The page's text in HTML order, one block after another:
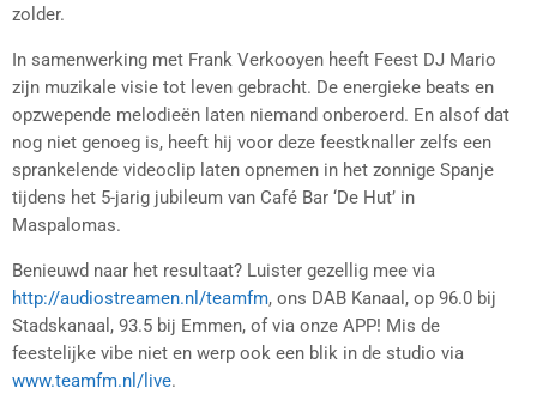
zolder.
In samenwerking met Frank Verkooyen heeft Feest DJ Mario
zijn muzikale visie tot leven gebracht. De energieke beats en
opzwepende melodieën laten niemand onberoerd. En alsof dat
nog niet genoeg is, heeft hij voor deze feestknaller zelfs een
sprankelende videoclip laten opnemen in het zonnige Spanje
tijdens het 5-jarig jubileum van Café Bar ‘De Hut’ in
Maspalomas.
Benieuwd naar het resultaat? Luister gezellig mee via
http://audiostreamen.nl/teamfm, ons DAB Kanaal, op 96.0 bij
Stadskanaal, 93.5 bij Emmen, of via onze APP! Mis de
feestelijke vibe niet en werp ook een blik in de studio via
www.teamfm.nl/live.